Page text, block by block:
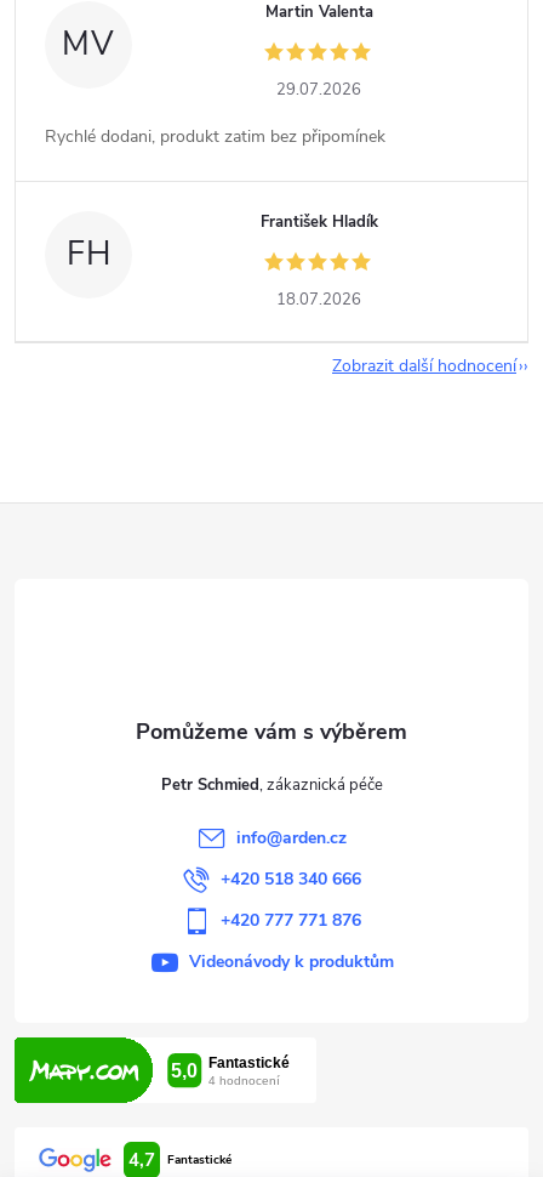
MV
Martin Valenta
29.07.2026
Rychlé dodani, produkt zatim bez připomínek
FH
František Hladík
18.07.2026
Zobrazit další hodnocení
Petr Schmied
info@arden.cz
+420 518 340 666
+420 777 771 876
Videonávody k produktům
4,7 Fantastické